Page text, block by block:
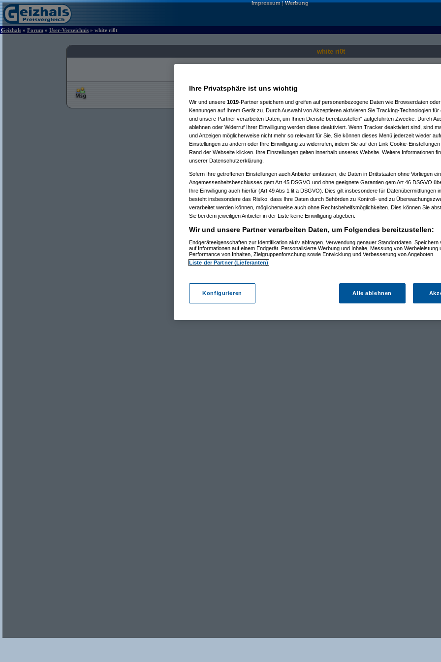
Impressum|Werbung
Geizhals » Forum » User-Verzeichnis » white ri0t
white ri0t
Ihre Privatsphäre ist uns wichtig
Wir und unsere 1019-Partner speichern und greifen auf personenbezogene Daten wie Browserdaten
Kennungen auf Ihrem Gerät zu. Durch Auswahl von Akzeptieren aktivieren Sie Tracking-Technologien für
und unsere Partner verarbeiten Daten, um Ihnen Dienste bereitzustellen“ aufgeführten Zwecke. Durch
ablehnen oder Widerruf Ihrer Einwilligung werden diese deaktiviert. Wenn Tracker deaktiviert sind, sind
und Anzeigen möglicherweise nicht mehr so relevant für Sie. Sie können dieses Menü jederzeit wieder
Einstellungen zu ändern oder Ihre Einwilligung zu widerrufen, indem Sie auf den Link Cookie-
Rand der Webseite klicken. Ihre Einstellungen gelten innerhalb unseres Website. Weitere Informationen
unserer Datenschutzerklärung.
Sofern Ihre getroffenen Einstellungen auch Anbieter umfassen, die Daten in Drittstaaten ohne Vorliegen
Angemessenheitsbeschlusses gem Art 45 DSGVO und ohne geeignete Garantien gem Art 46 DSGVO
Ihre Einwilligung auch hierfür (Art 49 Abs 1 lit a DSGVO). Dies gilt insbesondere für Datenübermittlungen
besteht insbesondere das Risiko, dass Ihre Daten durch Behörden zu Kontroll- und zu
verarbeitet werden können, möglicherweise auch ohne Rechtsbehelfsmöglichkeiten. Dies können Sie
Sie bei dem jeweiligen Anbieter in der Liste keine Einwilligung abgeben.
Wir und unsere Partner verarbeiten Daten, um Folgendes bereitzustellen:
Endgeräteeigenschaften zur Identifikation aktiv abfragen. Verwendung genauer Standortdaten. Speichern
auf Informationen auf einem Endgerät. Personalisierte Werbung und Inhalte, Messung von Werbeleistung
Performance von Inhalten, Zielgruppenforschung sowie Entwicklung und Verbesserung von Angeboten.
Liste der Partner (Lieferanten)
Konfigurieren Alle ablehnen